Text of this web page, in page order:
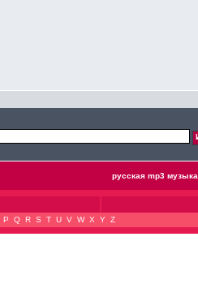
русская mp3 музыка
P Q R S T U V W X Y Z